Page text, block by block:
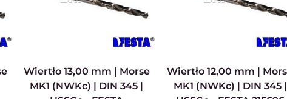
Wiertło 13,00 mm | Morse
MK1 (NWKc) | DIN 345 |
Wiertło 12,00 mm | Morse
MK1 (NWKc) | DIN 345 |